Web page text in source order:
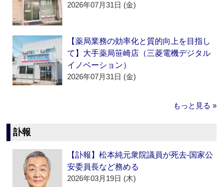
2026年07月31日 (金)
【薬局業務の効率化と質的向上を目指し
て】大手薬局笹崎店（三菱電機デジタル
イノベーション）
2026年07月31日 (金)
もっと見る »
訃報
【訃報】松本純元衆院議員が死去‐国家公
安委員長など務める
2026年03月19日 (木)